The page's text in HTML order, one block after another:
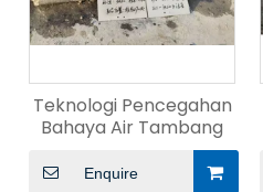
Teknologi Pencegahan
Bahaya Air Tambang
Enquire